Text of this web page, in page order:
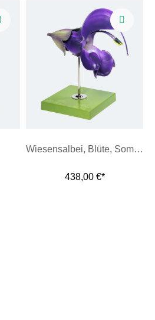
Wiesensalbei, Blüte, Somso Modell
438,00 €*